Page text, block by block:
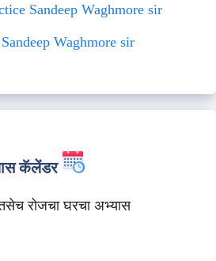
Sandeep Waghmore sir
Waghmore sir
कॅलेंडर
रोजचा घरचा अभ्यास